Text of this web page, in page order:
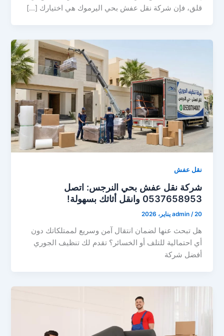
قلق، فإن شركة نقل عفش بحي اليرموك هي اختيارك […]
نقل عفش
شركة نقل عفش بحي النرجس: اتصل
0537658953 وانقل أثاثك بسهولة!
admin /20 يناير، 2026
هل تبحث عنها لضمان انتقال آمن وسريع لممتلكاتك دون
أي احتمالية للتلف أو الخسائر؟ تقدم لك تنظيف الجوري
أفضل شركة